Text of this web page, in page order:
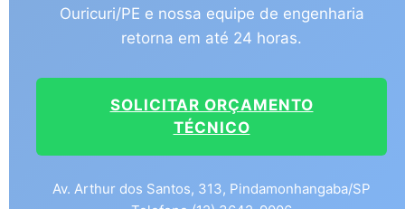
Ouricuri/PE e nossa equipe de engenharia
retorna em até 24 horas.
SOLICITAR ORÇAMENTO
TÉCNICO
Av. Arthur dos Santos, 313, Pindamonhangaba/SP